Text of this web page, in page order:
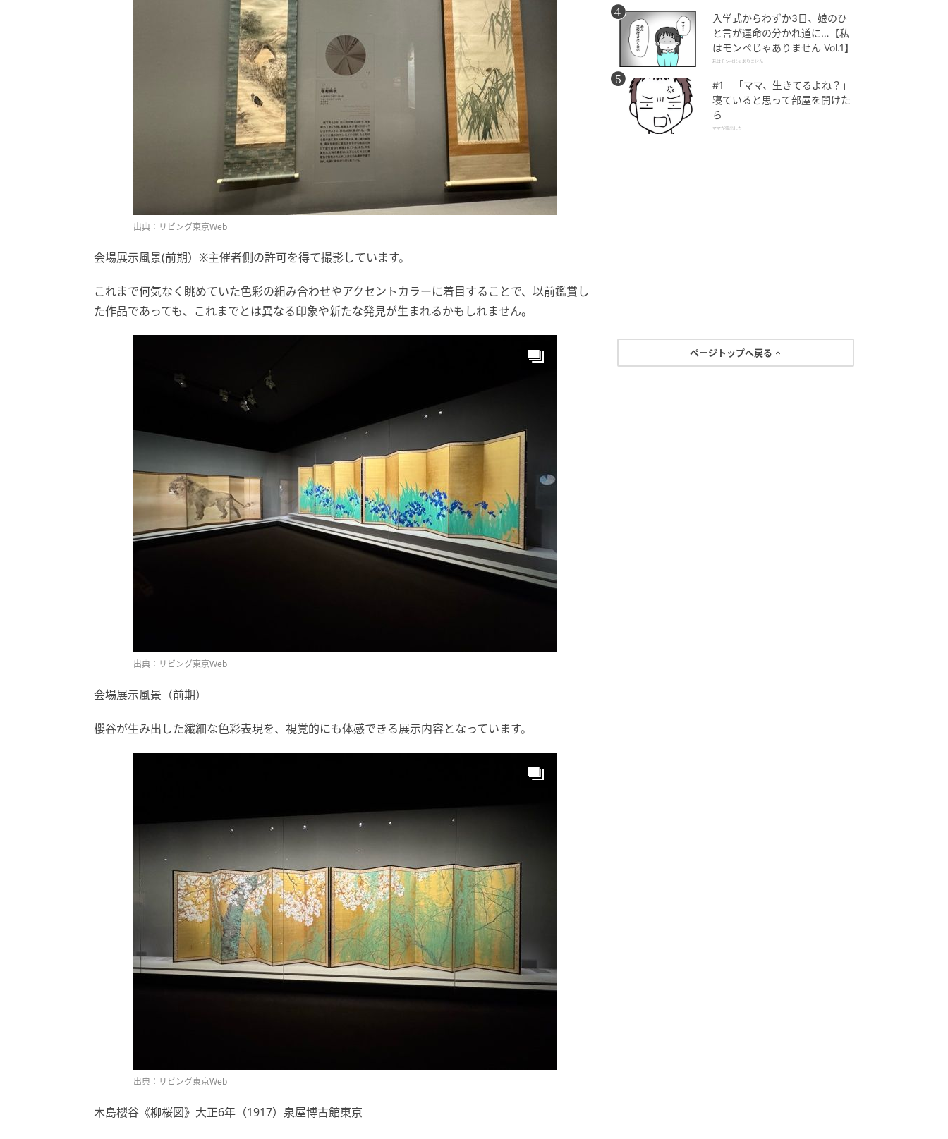
出典：リビング東京Web
会場展示風景(前期）※主催者側の許可を得て撮影しています。
これまで何気なく眺めていた色彩の組み合わせやアクセントカラーに着目することで、以前鑑賞し
た作品であっても、これまでとは異なる印象や新たな発見が生まれるかもしれません。
出典：リビング東京Web
会場展示風景（前期）
櫻谷が生み出した繊細な色彩表現を、視覚的にも体感できる展示内容となっています。
出典：リビング東京Web
木島櫻谷《柳桜図》大正6年（1917）泉屋博古館東京
入学式からわずか3日、娘のひ
と言が運命の分かれ道に…【私
はモンペじゃありません Vol.1】
私はモンペじゃありません
#1 「ママ、生きてるよね？」
寝ていると思って部屋を開けた
ら
ママが家出した
ページトップへ戻る